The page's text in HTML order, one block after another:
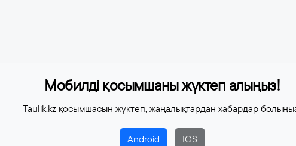
Мобилді қосымшаны жүктеп алыңыз!
Taulik.kz қосымшасын жүктеп, жаңалықтардан хабардар
Android IOS